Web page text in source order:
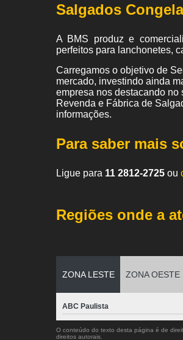
Salgados
A BMS produz e
perfeitos para lanchonetes,
Carregamos o objetivo de
mercado, investindo ainda
empresa nos destacando no
Revenda e Fábrica de
informações.
Para saber mais
Ligue para 11 2812-2725 ou
Regiões onde a
ZONA LESTE ZONA OESTE
ABC Paulista
O conteúdo do texto desta página é de
direitos autorais